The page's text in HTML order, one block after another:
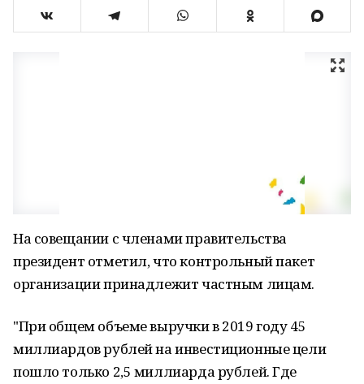
На совещании с членами правительства
президент отметил, что контрольный пакет
организации принадлежит частным лицам.
"При общем объеме выручки в 2019 году 45
миллиардов рублей на инвестиционные цели
пошло только 2,5 миллиарда рублей. Где